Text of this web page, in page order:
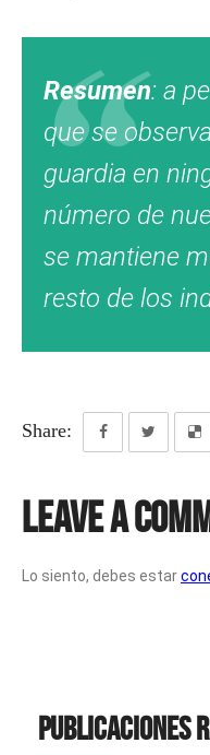
Resumen: a
que se
guardia en
número de
se mantiene
resto de los
Share:
Leave a
Lo siento, debes estar
Publicaciones